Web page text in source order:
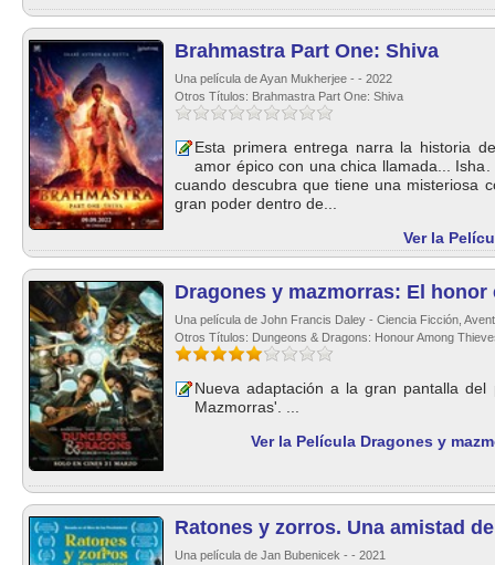
Brahmastra Part One: Shiva
Una película de Ayan Mukherjee - - 2022
Otros Títulos: Brahmastra Part One: Shiva
Esta primera entrega narra la historia
amor épico con una chica llamada...
cuando descubra que tiene una misteriosa
gran poder dentro de...
Ver la
Dragones y mazmorras: El honor
Una película de John Francis Daley - Ciencia Ficción,
Otros Títulos: Dungeons & Dragons: Honour Among
Nueva adaptación a la gran pantalla
Mazmorras'. ...
Ver la Película Dragones y
Ratones y zorros. Una amistad
Una película de Jan Bubenicek - - 2021